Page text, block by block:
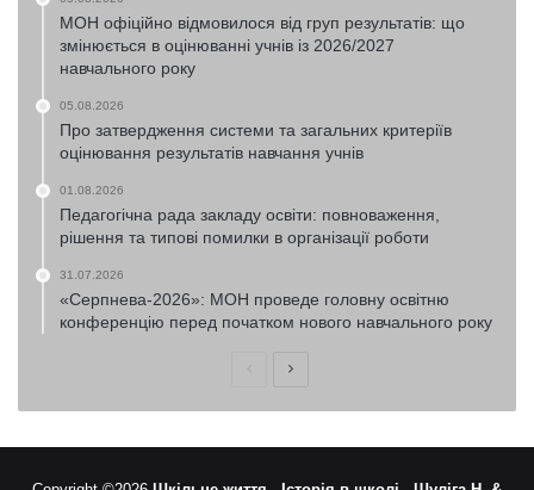
МОН офіційно відмовилося від груп результатів: що
змінюється в оцінюванні учнів із 2026/2027
навчального року
05.08.2026
Про затвердження системи та загальних критеріїв
оцінювання результатів навчання учнів
01.08.2026
Педагогічна рада закладу освіти: повноваження,
рішення та типові помилки в організації роботи
31.07.2026
«Серпнева-2026»: МОН проведе головну освітню
конференцію перед початком нового навчального року
ПопередняНаступна